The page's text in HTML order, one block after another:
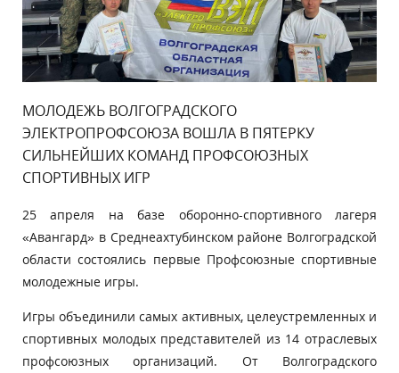
МОЛОДЕЖЬ ВОЛГОГРАДСКОГО
ЭЛЕКТРОПРОФСОЮЗА ВОШЛА В ПЯТЕРКУ
СИЛЬНЕЙШИХ КОМАНД ПРОФСОЮЗНЫХ
СПОРТИВНЫХ ИГР
25 апреля на базе оборонно-спортивного лагеря
«Авангард» в Среднеахтубинском районе Волгоградской
области состоялись первые Профсоюзные спортивные
молодежные игры.
Игры объединили самых активных, целеустремленных и
спортивных молодых представителей из 14 отраслевых
профсоюзных организаций. От Волгоградского